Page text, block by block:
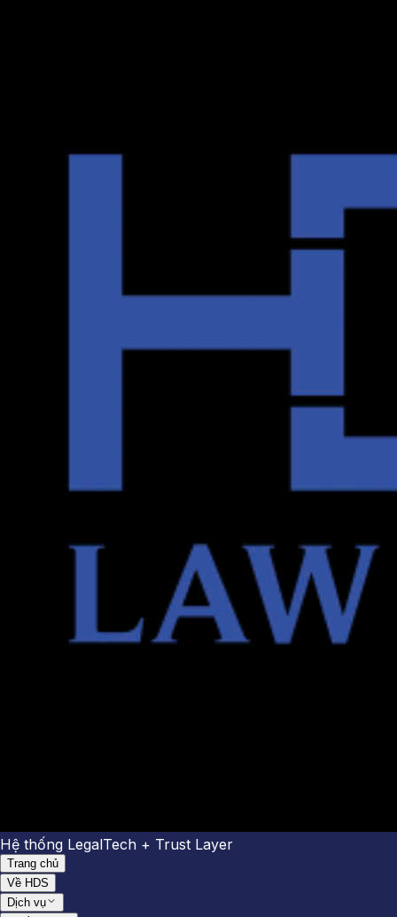
Hệ thống LegalTech + Trust Layer
Trang chủ
Về HDS
Dịch vụ